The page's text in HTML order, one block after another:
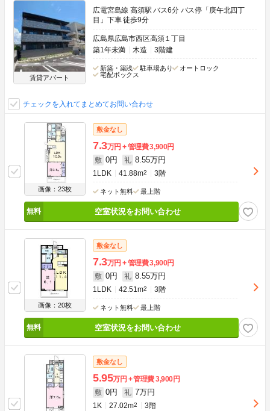
賃貸アパート
広電宮島線 高須駅 バス6分 バス停「庚午北四丁
目」下車 徒歩9分
広島県広島市西区高須１丁目
築1年未満
木造 3階建
新築・築浅 駐車場あり
オートロック
宅配ボックス
チェックを入れてまとめてお問い合わせ
画像：23枚
敷金なし
7.3万円 管理費3,900円
敷 0円 礼 8.55万円
1LDK 41.88m2 3階
ネット無料 最上階
空室状況をお問い合わせ
画像：20枚
敷金なし
7.3万円 管理費3,900円
敷 0円 礼 8.55万円
1LDK 42.51m2 3階
ネット無料 最上階
空室状況をお問い合わせ
敷金なし
5.95万円 管理費3,900円
敷 0円 礼 7万円
1K 27.02m2 3階